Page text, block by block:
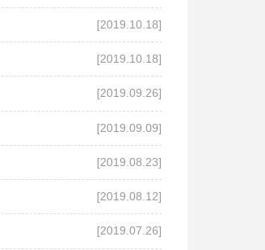
[2019.10.18]
[2019.10.18]
[2019.09.26]
[2019.09.09]
[2019.08.23]
[2019.08.12]
[2019.07.26]